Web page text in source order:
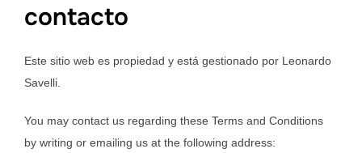
contacto
Este sitio web es propiedad y está gestionado por Leonardo
Savelli.
You may contact us regarding these Terms and Conditions
by writing or emailing us at the following address: